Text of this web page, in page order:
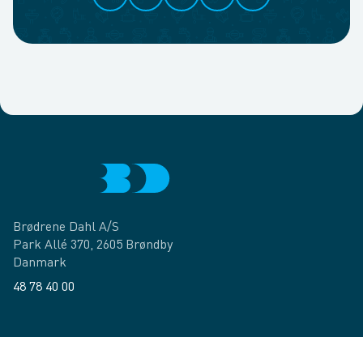
Brødrene Dahl A/S
Park Allé 370, 2605 Brøndby
Danmark
48 78 40 00